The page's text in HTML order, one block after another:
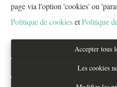
page via l'option 'cookies' ou
Politique de cookiesetPolitique
Accepter tous
Les cookies
€ 3.200 /mois
5 1 1